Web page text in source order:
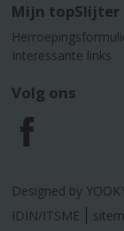
Mijn topSlijter
Interessante links
Volg ons
F
a
c
Designed by
IDIN/ITSME